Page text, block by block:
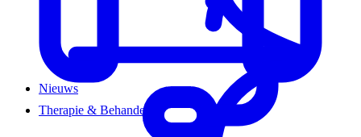
Therapie & Behandeling
Nieuws